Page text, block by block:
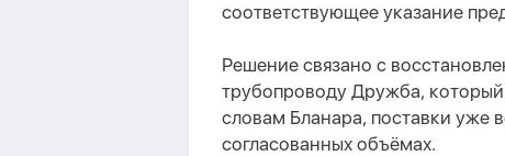
соответствующее указание
Решение связано с
трубопроводу Дружба,
словам Бланара, поставки уже
согласованных объёмах.